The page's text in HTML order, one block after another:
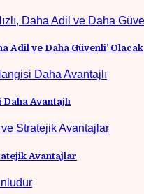
Adil ve Daha Güvenli’ Olacak
Avantajlı
Avantajlar